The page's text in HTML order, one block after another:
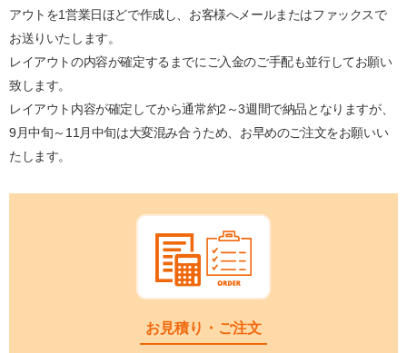
アウトを1営業日ほどで作成し、お客様へメールまたはファックスで
お送りいたします。
レイアウトの内容が確定するまでにご入金のご手配も並行してお願い
致します。
レイアウト内容が確定してから通常約2～3週間で納品となりますが、
9月中旬～11月中旬は大変混み合うため、お早めのご注文をお願いい
たします。
お見積り・ご注文